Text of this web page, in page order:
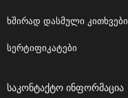
ხშირად დასმული კითხვები
სერტიფიკატები
ᲡᲐᲙᲝᲜᲢᲐᲥᲢᲝ ᲘᲜᲤᲝᲠᲛᲐᲪᲘᲐ